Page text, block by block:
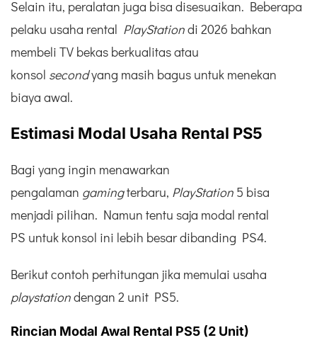
Selain itu, peralatan juga bisa disesuaikan. Beberapa
pelaku usaha rental PlayStationdi 2026 bahkan
membeli TV bekas berkualitas atau
konsol secondyang masih bagus untuk menekan
biaya awal.
Estimasi Modal Usaha Rental PS5
Bagi yang ingin menawarkan
pengalaman gamingterbaru, PlayStation 5 bisa
menjadi pilihan. Namun tentu saja modal rental
PS untuk konsol ini lebih besar dibanding PS4.
Berikut contoh perhitungan jika memulai usaha
playstationdengan 2 unit PS5.
Rincian Modal Awal Rental PS5 (2 Unit)